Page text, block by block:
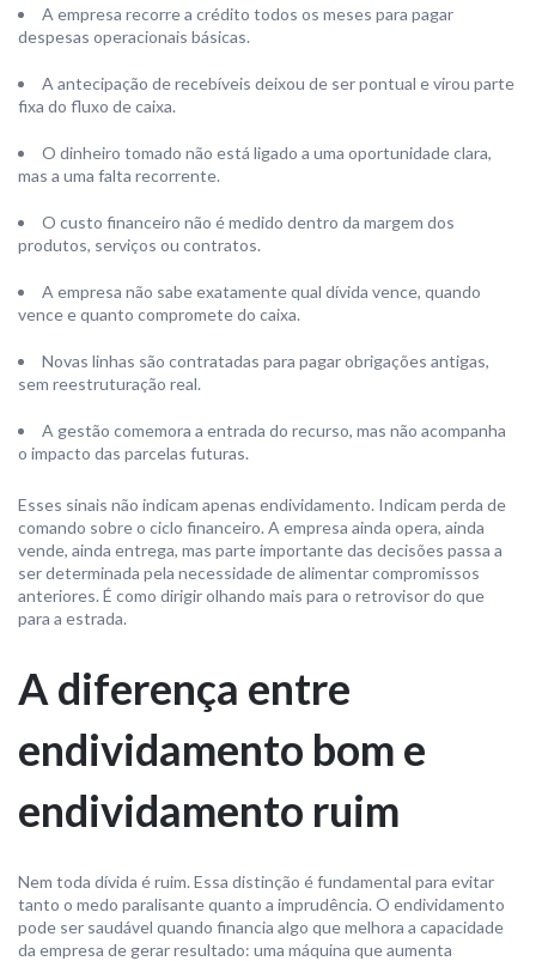
A empresa recorre a crédito todos os meses para pagar
despesas operacionais básicas.
A antecipação de recebíveis deixou de ser pontual e virou parte
fixa do fluxo de caixa.
O dinheiro tomado não está ligado a uma oportunidade clara,
mas a uma falta recorrente.
O custo financeiro não é medido dentro da margem dos
produtos, serviços ou contratos.
A empresa não sabe exatamente qual dívida vence, quando
vence e quanto compromete do caixa.
Novas linhas são contratadas para pagar obrigações antigas,
sem reestruturação real.
A gestão comemora a entrada do recurso, mas não acompanha
o impacto das parcelas futuras.
Esses sinais não indicam apenas endividamento. Indicam perda de
comando sobre o ciclo financeiro. A empresa ainda opera, ainda
vende, ainda entrega, mas parte importante das decisões passa a
ser determinada pela necessidade de alimentar compromissos
anteriores. É como dirigir olhando mais para o retrovisor do que
para a estrada.
A diferença entre
endividamento bom e
endividamento ruim
Nem toda dívida é ruim. Essa distinção é fundamental para evitar
tanto o medo paralisante quanto a imprudência. O endividamento
pode ser saudável quando financia algo que melhora a capacidade
da empresa de gerar resultado: uma máquina que aumenta